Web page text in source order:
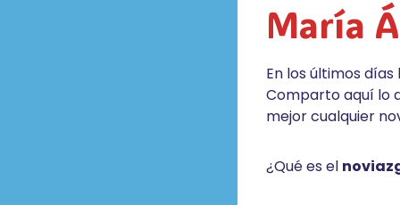
María
En los últimos
Comparto aquí lo
mejor cualquier
¿Qué es el